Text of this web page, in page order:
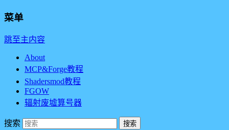
菜单
跳至主内容
About
MCP&Forge教程
Shadersmod教程
FGOW
辐射废墟算号器
搜索